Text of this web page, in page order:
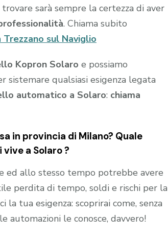
sarà sempre la certezza di aver
. Chiama subito
sul Naviglio
Kopron Solaro e possiamo
sistemare qualsiasi esigenza legata
automatico a Solaro: chiama
in provincia di Milano? Quale
vive a Solaro?
ed allo stesso tempo potrebbe avere
perdita di tempo, soldi e rischi per la
la tua esigenza: scoprirai come, senza
automazioni le conosce, davvero!